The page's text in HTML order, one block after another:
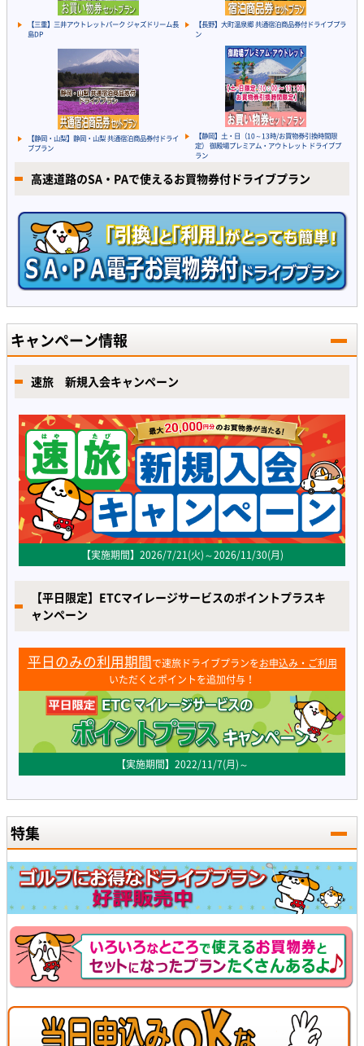
【三重】三井アウトレットパーク ジャズドリーム長
島DP
【長野】大町温泉郷 共通宿泊商品券付ドライブプラ
ン
【静岡・山梨】静岡・山梨 共通宿泊商品券付ドライ
ブプラン
【静岡】土・日（10～13時/お買物券引換時間限
定） 御殿場プレミアム・アウトレット ドライブプ
ラン
高速道路のSA・PAで使えるお買物券付ドライブプラン
キャンペーン情報
速旅 新規入会キャンペーン
【実施期間】2026/7/21(火)～2026/11/30(月)
【平日限定】ETCマイレージサービスのポイントプラスキ
ャンペーン
平日のみの利用期間で速旅ドライブプランをお申込み・ご利用
いただくとポイントを追加付与！
【実施期間】2022/11/7(月)～
特集